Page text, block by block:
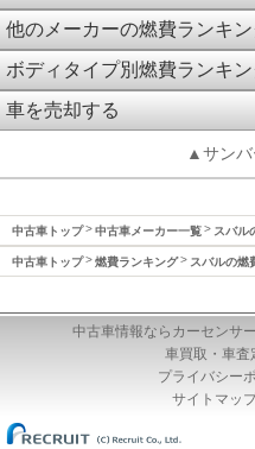
他のメーカーの燃費ランキ
ボディタイプ別燃費ランキ
車を売却する
▲サンバ
中古車トップ 中古車メーカー一覧 スバル
中古車トップ 燃費ランキング スバルの燃
中古車情報ならカーセンサー
車買取・車査
プライバシー
サイトマッ